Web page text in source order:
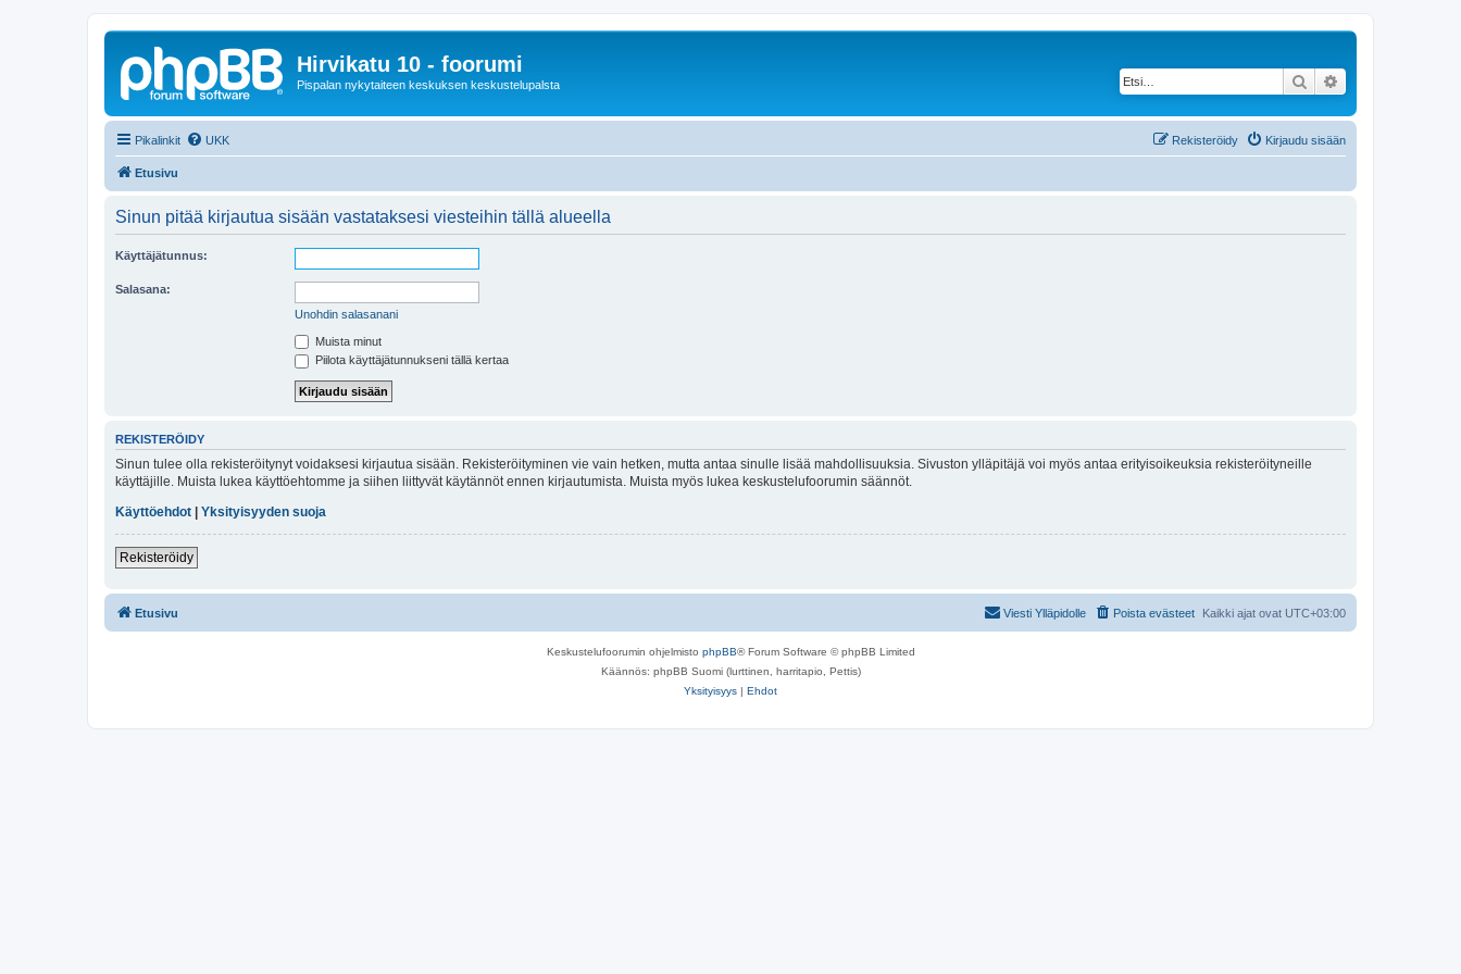
Hirvikatu 10 - foorumi
Pispalan nykytaiteen keskuksen keskustelupalsta Etsi
Pikalinkit UKK Kirjaudu sisään
Rekisteröidy
Etusivu
Sinun pitää kirjautua sisään vastataksesi viesteihin tällä alueella
Käyttäjätunnus:
Salasana:
Unohdin salasanani
Muista minut
Piilota käyttäjätunnukseni tällä kertaa
REKISTERÖIDY
Sinun tulee olla rekisteröitynyt voidaksesi kirjautua sisään. Rekisteröityminen vie vain hetken, mutta antaa sinulle lisää mahdollisuuksia. Sivuston ylläpitäjä voi myös antaa erityisoikeuksia rekisteröityneille
käyttäjille. Muista lukea käyttöehtomme ja siihen liittyvät käytännöt ennen kirjautumista. Muista myös lukea keskustelufoorumin säännöt.
Käyttöehdot
Yksityisyyden suoja
Rekisteröidy
Etusivu Kaikki ajat ovat UTC+03:00
Poista evästeet
Viesti Ylläpidolle
Keskustelufoorumin ohjelmisto phpBB® Forum Software © phpBB Limited
Käännös: phpBB Suomi (lurttinen, harritapio, Pettis)
Yksityisyys | Ehdot